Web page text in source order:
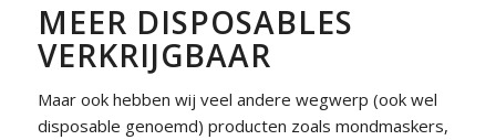
MEER DISPOSABLES
VERKRIJGBAAR
Maar ook hebben wij veel andere wegwerp (ook wel
disposable genoemd) producten zoals mondmaskers,